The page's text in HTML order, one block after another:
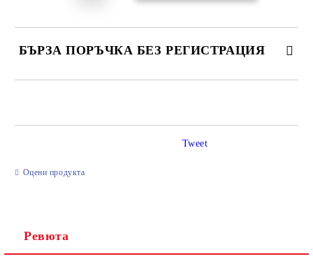
БЪРЗА ПОРЪЧКА БЕЗ РЕГИСТРАЦИЯ
Оцени продукта
Tweet
Ревюта